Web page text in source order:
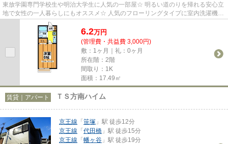
東放学園専門学校生や明治大学生に人気の一部屋☆ 明るい道のりを帰れる安心立
地で女性の一人暮らしにもオススメ☆ 人気のフローリングタイプに室内洗濯機置
場。 2004年築の綺麗な室内で...
6.2万円
(管理費・共益費 3,000円)
敷：1ヶ月｜礼：0ヶ月
所在階：2階
間取り：1K
面積：17.49㎡
賃貸｜アパート ＴＳ方南ハイム
京王線 「笹塚 」駅 徒歩12分
京王線 「代田橋 」駅 徒歩15分
京王線 「幡ヶ谷 」駅 徒歩19分